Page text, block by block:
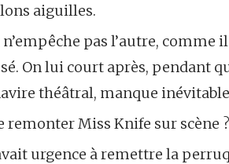
aiguilles.
n’empêche pas l’autre,
On lui court après, pendant
théâtral, manque
remonter Miss Knife sur scène
urgence à remettre la